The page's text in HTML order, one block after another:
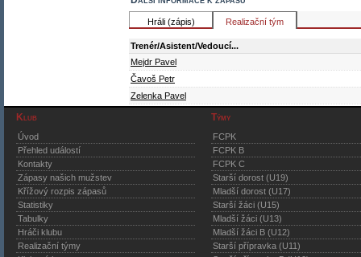
Hráli (zápis) Realizační tým
Trenér/Asistent/Vedoucí...
Mejdr Pavel
Čavoš Petr
Zelenka Pavel
Klub
Úvod
Přehled událostí
Kontakty
Zápasy našich mužstev
Křížový rozpis zápasů
Statistiky
Tabulky
Hráči klubu
Realizační týmy
Týmy
FCPK
FCPK B
FCPK C
Starší dorost (U19)
Mladší dorost (U17)
Starší žáci (U15)
Mladší žáci (U13)
Mladší žáci B (U12)
Starší přípravka (U11)